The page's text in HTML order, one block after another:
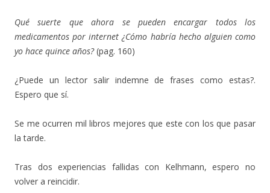
Qué suerte que ahora se pueden encargar todos los
medicamentos por internet ¿Cómo habría hecho alguien como
yo hace quince años?(pag. 160)
¿Puede un lector salir indemne de frases como estas?.
Espero que sí.
Se me ocurren mil libros mejores que este con los que pasar
la tarde.
Tras dos experiencias fallidas con Kelhmann, espero no
volver a reincidir.